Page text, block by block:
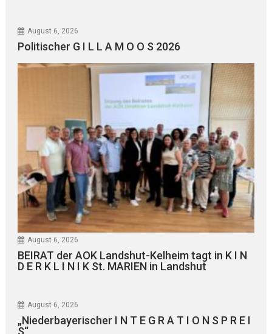
August 6, 2026
Politischer G I L L A M O O S 2026
August 6, 2026
BEIRAT der AOK Landshut-Kelheim tagt in K I N
D E R K L I N I K St. MARIEN in Landshut
August 6, 2026
„Niederbayerischer I N T E G R A T I O N S P R E I
S“